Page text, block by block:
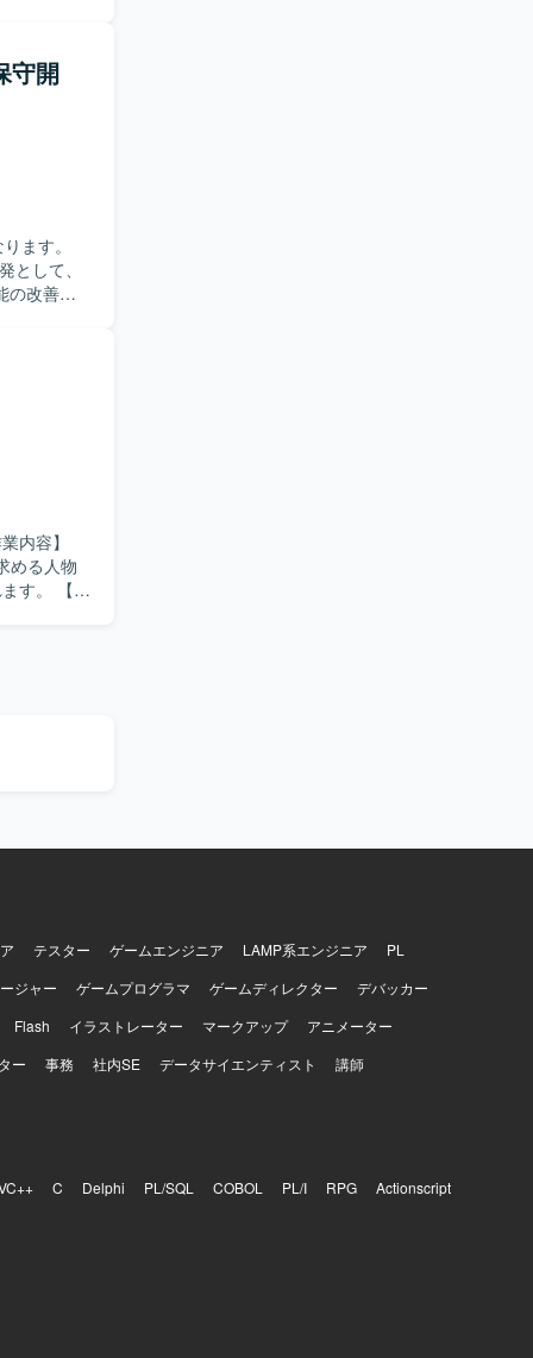
る方が
守開
ます。
して、
の改善や
テスター ゲームエンジニア LAMP系エンジニア
PL
ジャー
ゲームプログラマ ゲームディレクター
デバッカー
Flash
イラストレーター マークアップ
アニメーター
ー
事務 社内SE データサイエンティスト 講師
C Delphi PL/SQL COBOL PL/I RPG Actionscript